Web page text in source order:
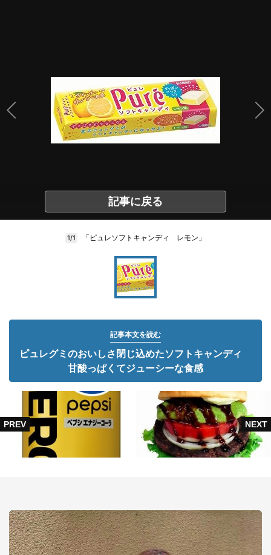
記事に戻る
1/1 「ピュレソフトキャンディ レモン」
記事本文を読む
ピュレグミのおいしさ閉じ込めたソフトキャンディ
甘酸っぱくてジューシーな食感